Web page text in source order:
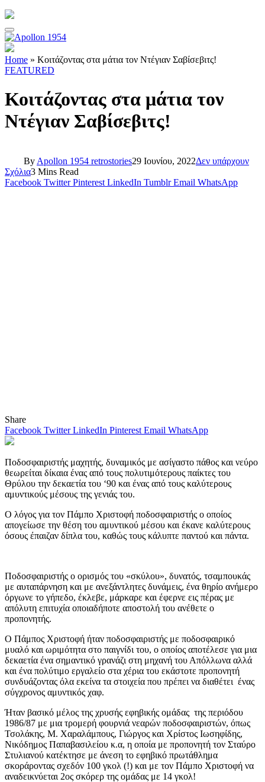
Home » Κοιτάζοντας στα μάτια τον Ντέγιαν Σαβίσεβιτς!
FEATURED
Κοιτάζοντας στα μάτια τον
Ντέγιαν Σαβίσεβιτς!
By Apollon 1954 retrostories29 Ιουνίου, 2022Δεν υπάρχουν
Σχόλια3 Mins Read
Facebook Twitter Pinterest LinkedIn Tumblr Email WhatsApp
Share
Facebook Twitter LinkedIn Pinterest Email WhatsApp
Ποδοσφαιριστής μαχητής, δυναμικός με ασίγαστο πάθος και νεύρο
θεωρείται δίκαια ένας από τους πολυτιμότερους παίκτες του
Θρύλου την δεκαετία του ‘90 και ένας από τους καλύτερους
αμυντικούς μέσους της γενιάς του.
Ο λόγος για τον Πάμπο Χριστοφή ποδοσφαιριστής ο οποίος
απογείωσε την θέση του αμυντικού μέσου και έκανε καλύτερους
όσους έπαιζαν δίπλα του, καθώς τους κάλυπτε παντού και πάντα.
Ποδοσφαιριστής ο ορισμός του «σκύλου», δυνατός, τσαμπουκάς
με αυταπάρνηση και με ανεξάντλητες δυνάμεις, ένα θηρίο ανήμερο
όργωνε το γήπεδο, έκλεβε, μάρκαρε και έφερνε εις πέρας με
απόλυτη επιτυχία οποιαδήποτε αποστολή του ανέθετε ο
προπονητής.
Ο Πάμπος Χριστοφή ήταν ποδοσφαιριστής με ποδοσφαιρικό
μυαλό και ωριμότητα στο παιγνίδι του, ο οποίος αποτέλεσε για μια
δεκαετία ένα σημαντικό γρανάζι στη μηχανή του Απόλλωνα αλλά
και ένα πολύτιμο εργαλείο στα χέρια του εκάστοτε προπονητή
συνδυάζοντας όλα εκείνα τα στοιχεία που πρέπει να διαθέτει ένας
σύγχρονος αμυντικός χαφ.
Ήταν βασικό μέλος της χρυσής εφηβικής ομάδας της περιόδου
1986/87 με μια τρομερή φουρνιά νεαρών ποδοσφαιριστών, όπως
Τσολάκης, Μ. Χαραλάμπους, Γιώργος και Χρίστος Ιωσηφίδης,
Νικόδημος Παπαβασιλείου κ.α, η οποία με προπονητή τον Σταύρο
Στυλιανού κατέκτησε με άνεση το εφηβικό πρωτάθλημα
σκοράροντας σχεδόν 100 γκολ (!) και με τον Πάμπο Χριστοφή να
αναδεικνύεται 2ος σκόρερ της ομάδας με 14 γκολ!